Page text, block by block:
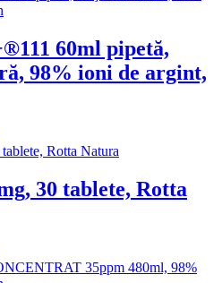
60ml pipetă,
98% ioni de argint,
30 tablete, Rotta